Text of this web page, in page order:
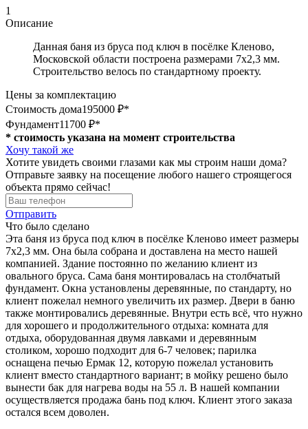
1
Описание
Данная баня из бруса под ключ в посёлке Кленово,
Московской области построена размерами 7х2,3 мм.
Строительство велось по стандартному проекту.
Цены за комплектацию
Стоимость дома195000 ₽*
Фундамент11700 ₽*
* стоимость указана на момент строительства
Хочу такой же
Хотите увидеть своими глазами как мы строим наши дома?
Отправьте заявку на посещение любого нашего строящегося
объекта прямо сейчас!
Отправить
Что было сделано
Эта баня из бруса под ключ в посёлке Кленово имеет размеры
7х2,3 мм. Она была собрана и доставлена на место нашей
компанией. Здание постоянно по желанию клиент из
овального бруса. Сама баня монтировалась на столбчатый
фундамент. Окна установлены деревянные, по стандарту, но
клиент пожелал немного увеличить их размер. Двери в баню
также монтировались деревянные. Внутри есть всё, что нужно
для хорошего и продолжительного отдыха: комната для
отдыха, оборудованная двумя лавками и деревянным
столиком, хорошо подходит для 6-7 человек; парилка
оснащена печью Ермак 12, которую пожелал установить
клиент вместо стандартного вариант; в мойку решено было
вынести бак для нагрева воды на 55 л. В нашей компании
осуществляется продажа бань под ключ. Клиент этого заказа
остался всем доволен.